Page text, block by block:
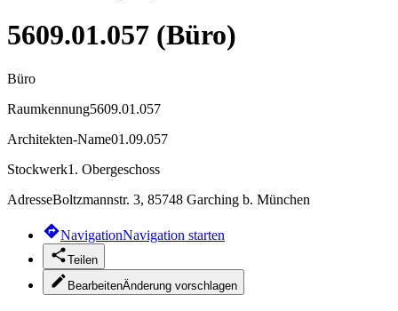
5609.01.057 (Büro)
Büro
Raumkennung5609.01.057
Architekten-Name01.09.057
Stockwerk1. Obergeschoss
AdresseBoltzmannstr. 3, 85748 Garching b. München
NavigationNavigation starten
Teilen
BearbeitenÄnderung vorschlagen